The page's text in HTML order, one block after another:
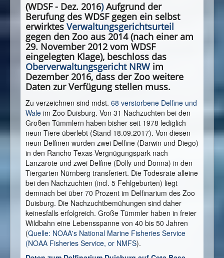
(WDSF - Dez. 2016)Aufgrund der
Berufung des WDSF gegen ein selbst
erwirktes Verwaltungsgerichtsurteil
gegen den Zoo aus 2014 (nach einer am
29. November 2012 vom WDSF
eingelegten Klage), beschloss das
Oberverwaltungsgericht NRWim
Dezember 2016, dass der Zoo weitere
Daten zur Verfügung stellen muss.
Zu verzeichnen sind mdst. 68 verstorbene Delfine und
Wale im Zoo Duisburg. Von 31 Nachzuchten bei den
Großen Tümmlern haben bisher seit 1978 lediglich
neun Tiere überlebt (Stand 18.09.2017). Von diesen
neun Delfinen wurden zwei Delfine (Darwin und Diego)
in den Rancho Texas-Vergnügungspark nach
Lanzarote und zwei Delfine (Dolly und Donna) in den
Tiergarten Nürnberg transferiert. Die Todesrate alleine
bei den Nachzuchten (incl. 5 Fehlgeburten) liegt
demnach bei über 70 Prozent im Delfinarium des Zoo
Duisburg. Die Nachzuchtbemühungen sind daher
keinesfalls erfolgreich. Große Tümmler haben in freier
Wildbahn eine Lebensspanne von 40 bis 50 Jahren
(Quelle: NOAA's National Marine Fisheries Service
(NOAA Fisheries Service, or NMFS).